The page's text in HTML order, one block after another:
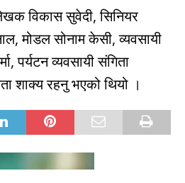
विकास सुवेदी, सिनियर
मोडल सोनाम केसी, व्यवसायी
पर्यटन व्यवसायी संगिता
शाक्य रहनु भएको थियो ।